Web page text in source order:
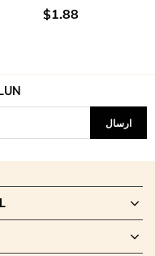
$1.88
ارسال